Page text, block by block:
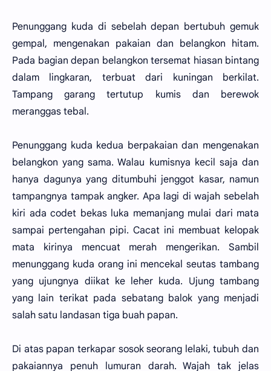
Penunggang kuda di sebelah depan bertubuh gemuk
gempal, mengenakan pakaian dan belangkon hitam.
Pada bagian depan belangkon tersemat hiasan bintang
dalam lingkaran, terbuat dari kuningan berkilat.
Tampang garang tertutup kumis dan berewok
meranggas tebal.
Penunggang kuda kedua berpakaian dan mengenakan
belangkon yang sama. Walau kumisnya kecil saja dan
hanya dagunya yang ditumbuhi jenggot kasar, namun
tampangnya tampak angker. Apa lagi di wajah sebelah
kiri ada codet bekas luka memanjang mulai dari mata
sampai pertengahan pipi. Cacat ini membuat kelopak
mata kirinya mencuat merah mengerikan. Sambil
menunggang kuda orang ini mencekal seutas tambang
yang ujungnya diikat ke leher kuda. Ujung tambang
yang lain terikat pada sebatang balok yang menjadi
salah satu landasan tiga buah papan.
Di atas papan terkapar sosok seorang lelaki, tubuh dan
pakaiannya penuh lumuran darah. Wajah tak jelas